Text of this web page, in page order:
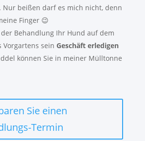
Nur beißen darf es mich nicht, denn
Finger 😉
Behandlung Ihr Hund auf dem
Vorgartens sein Geschäft erledigen
können Sie in meiner Mülltonne
Sie einen
Termin